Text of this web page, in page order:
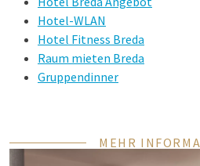
Hotel-WLAN
Hotel Fitness Breda
Raum mieten Breda
Gruppendinner
MEHR